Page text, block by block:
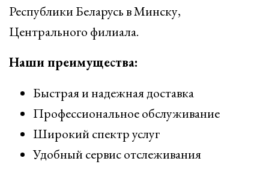
Республики Беларусь в Минску,
Центрального филиала.
Наши преимущества:
Быстрая и надежная доставка
Профессиональное обслуживание
Широкий спектр услуг
Удобный сервис отслеживания